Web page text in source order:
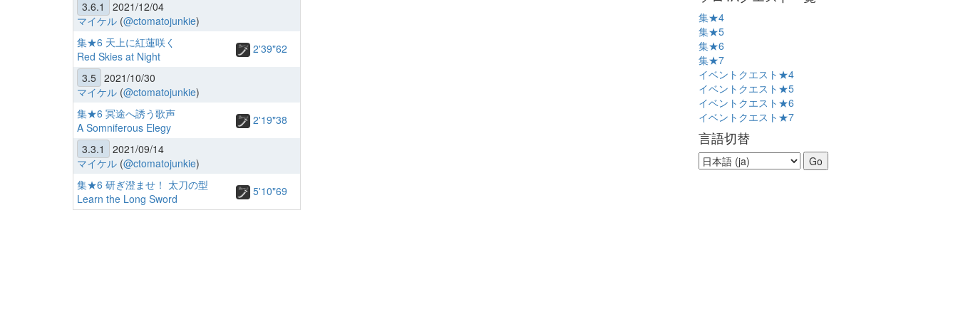
3.6.1
2021/12/04
マイケル (@ctomatojunkie)
集★6 天上に紅蓮咲く
Red Skies at Night
2'39"62
3.5 2021/10/30
マイケル (@ctomatojunkie)
集★6 冥途へ誘う歌声
A Somniferous Elegy
2'19"38
3.3.1
2021/09/14
マイケル (@ctomatojunkie)
集★6 研ぎ澄ませ！ 太刀の型
Learn the Long Sword
5'10"69
集★4
集★5
集★6
集★7
イベントクエスト★4
イベントクエスト★5
イベントクエスト★6
イベントクエスト★7
言語切替